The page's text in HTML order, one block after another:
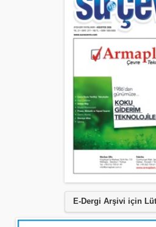
E-Dergi Arşivi için